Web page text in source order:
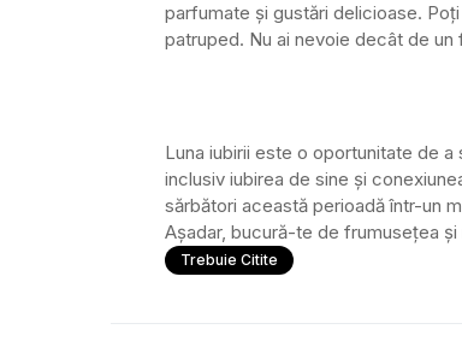
parfumate și gustări delicioase.
patruped. Nu ai nevoie decât de
Luna iubirii este o oportunitate de
inclusiv iubirea de sine și
sărbători această perioadă într-un
Așadar, bucură-te de frumusețea
Trebuie Citite